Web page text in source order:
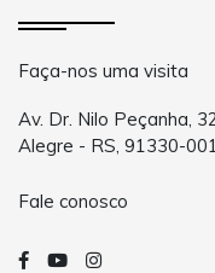
Faça-nos uma visita
Av. Dr. Nilo Peçanha,
Alegre - RS, 91330-
Fale conosco